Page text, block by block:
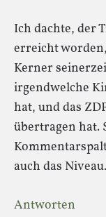
Ich dachte, der
erreicht worden,
Kerner
irgendwelche
hat, und das
übertragen hat.
auch das Niveau.
Antworten